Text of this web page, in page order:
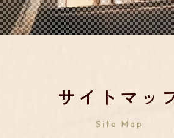
サイトマッ
Site Map